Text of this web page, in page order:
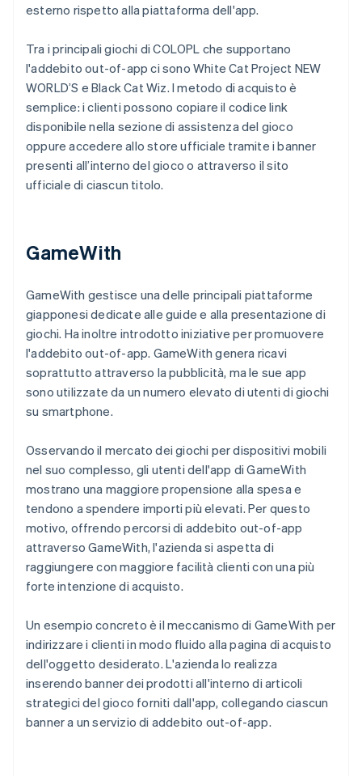
esterno rispetto alla piattaforma dell'app.
Tra i principali giochi di COLOPL che supportano
l'addebito out-of-app ci sono White Cat Project NEW
WORLD’S e Black Cat Wiz. l metodo di acquisto è
semplice: i clienti possono copiare il codice link
disponibile nella sezione di assistenza del gioco
oppure accedere allo store ufficiale tramite i banner
presenti all’interno del gioco o attraverso il sito
ufficiale di ciascun titolo.
GameWith
GameWith gestisce una delle principali piattaforme
giapponesi dedicate alle guide e alla presentazione di
giochi. Ha inoltre introdotto iniziative per promuovere
l'addebito out-of-app. GameWith genera ricavi
soprattutto attraverso la pubblicità, ma le sue app
sono utilizzate da un numero elevato di utenti di giochi
su smartphone.
Osservando il mercato dei giochi per dispositivi mobili
nel suo complesso, gli utenti dell'app di GameWith
mostrano una maggiore propensione alla spesa e
tendono a spendere importi più elevati. Per questo
motivo, offrendo percorsi di addebito out-of-app
attraverso GameWith, l'azienda si aspetta di
raggiungere con maggiore facilità clienti con una più
forte intenzione di acquisto.
Un esempio concreto è il meccanismo di GameWith per
indirizzare i clienti in modo fluido alla pagina di acquisto
dell'oggetto desiderato. L'azienda lo realizza
inserendo banner dei prodotti all'interno di articoli
strategici del gioco forniti dall'app, collegando ciascun
banner a un servizio di addebito out-of-app.